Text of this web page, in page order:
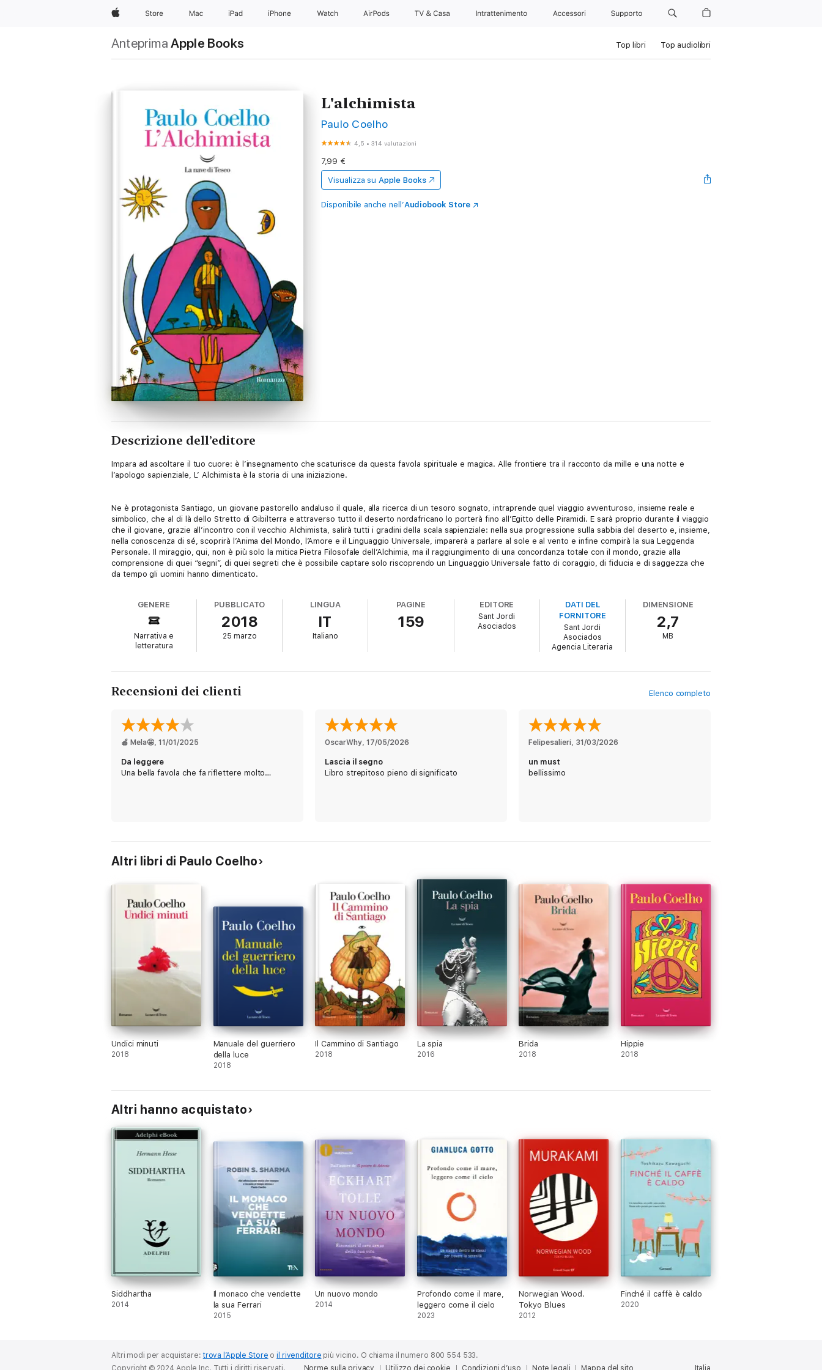
AppleStore Mac iPad iPhone Watch AirPods TV & Casa Intrattenimento Accessori Supporto
Anteprima Apple Books Top libri Top audiolibri
L'alchimista
Paulo Coelho
4,5 •314 valutazioni
7,99 €
Visualizza su Apple Books
Disponibile anche nell’Audiobook Store
Descrizione dell’editore
Impara ad ascoltare il tuo cuore: è l’insegnamento che scaturisce da questa favola spirituale e magica. Alle frontiere tra il racconto da mille e una notte e
l’apologo sapienziale, L’ Alchimista è la storia di una iniziazione.
Ne è protagonista Santiago, un giovane pastorello andaluso il quale, alla ricerca di un tesoro sognato, intraprende quel viaggio avventuroso, insieme reale e
simbolico, che al di là dello Stretto di Gibilterra e attraverso tutto il deserto nordafricano lo porterà fino all’Egitto delle Piramidi. E sarà proprio durante il viaggio
che il giovane, grazie all’incontro con il vecchio Alchimista, salirà tutti i gradini della scala sapienziale: nella sua progressione sulla sabbia del deserto e, insieme,
nella conoscenza di sé, scoprirà l’Anima del Mondo, l’Amore e il Linguaggio Universale, imparerà a parlare al sole e al vento e infine compirà la sua Leggenda
Personale. Il miraggio, qui, non è più solo la mitica Pietra Filosofale dell’Alchimia, ma il raggiungimento di una concordanza totale con il mondo, grazie alla
comprensione di quei “segni”, di quei segreti che è possibile captare solo riscoprendo un Linguaggio Universale fatto di coraggio, di fiducia e di saggezza che
da tempo gli uomini hanno dimenticato.
GENERE
Narrativa e
letteratura
PUBBLICATO
2018
25 marzo
LINGUA
IT
Italiano
PAGINE
159
EDITORE
Sant Jordi
Asociados
DATI DEL
FORNITORE
Sant Jordi
Asociados
Agencia Literaria
DIMENSIONE
2,7
MB
Recensioni dei clienti Elenco completo
🍎 Mela🤩, 11/01/2025
Da leggere
Una bella favola che fa riflettere molto…
OscarWhy, 17/05/2026
Lascia il segno
Libro strepitoso pieno di significato
Felipesalieri, 31/03/2026
un must
bellissimo
Altri libri di Paulo Coelho
Undici minuti
2018
Manuale del guerriero
della luce
2018
Il Cammino di Santiago
2018
La spia
2016
Brida
2018
Hippie
2018
Altri hanno acquistato
Siddhartha
2014
Il monaco che vendette
la sua Ferrari
2015
Un nuovo mondo
2014
Profondo come il mare,
leggero come il cielo
2023
Norwegian Wood.
Tokyo Blues
2012
Finché il caffè è caldo
2020
Altri modi per acquistare:trova l’Apple Store oil rivenditore più vicino. O chiama il numero 800 554 533.
Italia
Copyright © 2024 Apple Inc. Tutti i diritti riservati. Norme sulla privacy Utilizzo dei cookie Condizioni d’uso Note legali Mappa del sito